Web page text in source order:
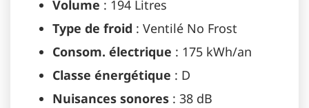
Volume : 194 Litres
Type de froid : Ventilé No Frost
Consom. électrique : 175 kWh/an
Classe énergétique : D
Nuisances sonores : 38 dB